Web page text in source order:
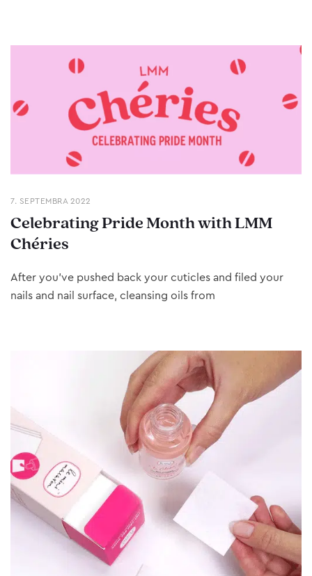
7. SEPTEMBRA 2022
Celebrating Pride Month with LMM
Chéries
After you’ve pushed back your cuticles and filed your
nails and nail surface, cleansing oils from